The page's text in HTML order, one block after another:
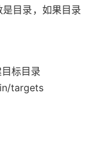
目录，如果目录
标目录
targets